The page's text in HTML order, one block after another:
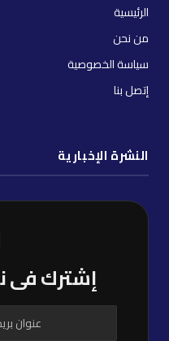
الرئيسية
من نحن
سياسة الخصوصية
إتصل بنا
النشرة الإخبارية
إشترك فى